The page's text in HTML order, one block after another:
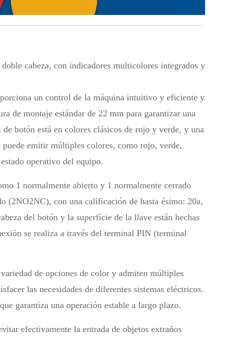
cabeza, con indicadores multicolores integrados y
un control de la máquina intuitivo y eficiente y
de montaje estándar de 22 mm para garantizar una
botón está en colores clásicos de rojo y verde, y una
emitir múltiples colores, como rojo, verde,
operativo del equipo.
1 normalmente abierto y 1 normalmente cerrado
(2NO2NC), con una calificación de hasta ésimo: 20a,
del botón y la superficie de la llave están hechas
se realiza a través del terminal PIN (terminal
de opciones de color y admiten múltiples
las necesidades de diferentes sistemas eléctricos.
garantiza una operación estable a largo plazo.
efectivamente la entrada de objetos extraños